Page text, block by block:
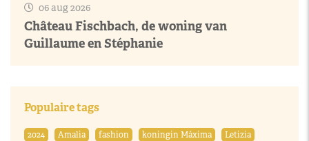
06 aug 2026
Château Fischbach, de woning van
Guillaume en Stéphanie
Populaire tags
2024 Amalia fashion koningin Máxima
Letizia